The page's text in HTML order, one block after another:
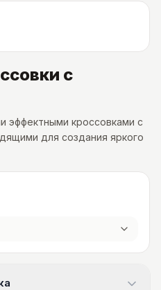
с
эффектными кроссовками с
для создания яркого